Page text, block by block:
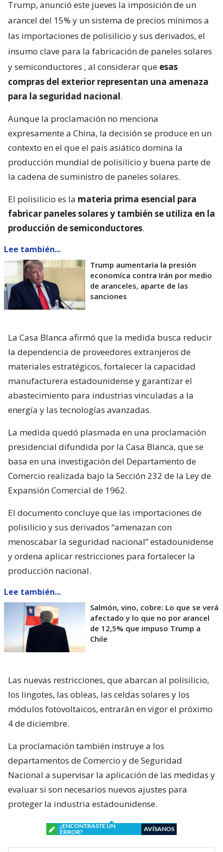
Trump, anunció este jueves la imposición de un
arancel del 15% y un sistema de precios mínimos a
las importaciones de polisilicio y sus derivados, el
insumo clave para la fabricación de paneles solares
y semiconductores , al considerar que esas
compras del exterior representan una amenaza
para la seguridad nacional.
Aunque la proclamación no menciona
expresamente a China, la decisión se produce en un
contexto en el que el país asiático domina la
producción mundial de polisilicio y buena parte de
la cadena de suministro de paneles solares.
El polisilicio es la materia prima esencial para
fabricar paneles solares y también se utiliza en la
producción de semiconductores.
Lee también...
Trump aumentaría la presión
economíca contra Irán por medio
de aranceles, aparte de las
sanciones
La Casa Blanca afirmó que la medida busca reducir
la dependencia de proveedores extranjeros de
materiales estratégicos, fortalecer la capacidad
manufacturera estadounidense y garantizar el
abastecimiento para industrias vinculadas a la
energía y las tecnologías avanzadas.
La medida quedó plasmada en una proclamación
presidencial difundida por la Casa Blanca, que se
basa en una investigación del Departamento de
Comercio realizada bajo la Sección 232 de la Ley de
Expansión Comercial de 1962.
El documento concluye que las importaciones de
polisilicio y sus derivados “amenazan con
menoscabar la seguridad nacional” estadounidense
y ordena aplicar restricciones para fortalecer la
producción nacional.
Lee también...
Salmón, vino, cobre: Lo que se verá
afectado y lo que no por arancel
de 12,5% que impuso Trump a
Chile
Las nuevas restricciones, que abarcan al polisilicio,
los lingotes, las obleas, las celdas solares y los
módulos fotovoltaicos, entrarán en vigor el próximo
4 de diciembre.
La proclamación también instruye a los
departamentos de Comercio y de Seguridad
Nacional a supervisar la aplicación de las medidas y
evaluar si son necesarios nuevos ajustes para
proteger la industria estadounidense.
¿ENCONTRASTE UN
ERROR?
AVÍSANOS